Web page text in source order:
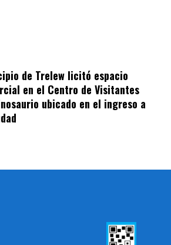
de Trelew licitó espacio
en el Centro de Visitantes
ubicado en el ingreso a